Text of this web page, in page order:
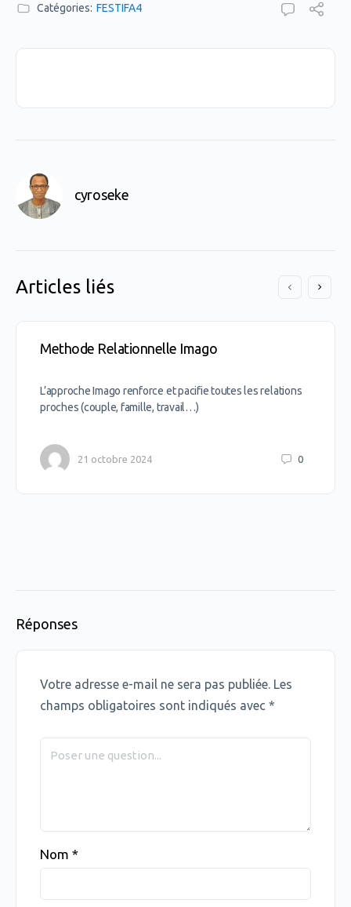
Catégories: FESTIFA4
cyroseke
Articles liés
Methode Relationnelle Imago
L’approche Imago renforce et pacifie toutes les relations
proches (couple, famille, travail…)
21 octobre 2024 0
Réponses
Votre adresse e-mail ne sera pas publiée. Les
champs obligatoires sont indiqués avec *
Nom *